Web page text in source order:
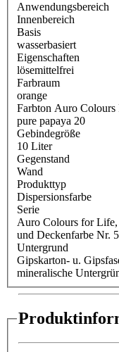
Anwendungsbereich
Innenbereich
Basis
wasserbasiert
Eigenschaften
lösemittelfrei
Farbraum
orange
Farbton Auro
pure papaya 20
Gebindegröße
10 Liter
Gegenstand
Wand
Produkttyp
Dispersionsfarbe
Serie
Auro Colours for Life
und Deckenfarbe Nr.
Untergrund
Gipskarton- u.
mineralische